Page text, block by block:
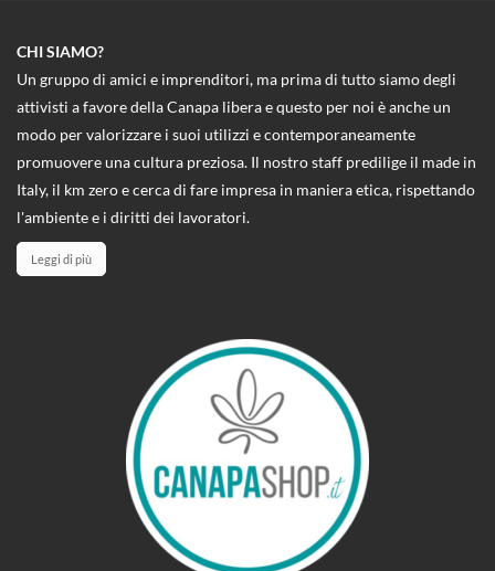
CHI SIAMO?
Un gruppo di amici e imprenditori, ma prima di tutto siamo degli
attivisti a favore della Canapa libera e questo per noi è anche un
modo per valorizzare i suoi utilizzi e contemporaneamente
promuovere una cultura preziosa. Il nostro staff predilige il made in
Italy, il km zero e cerca di fare impresa in maniera etica, rispettando
l'ambiente e i diritti dei lavoratori.
Leggi di più